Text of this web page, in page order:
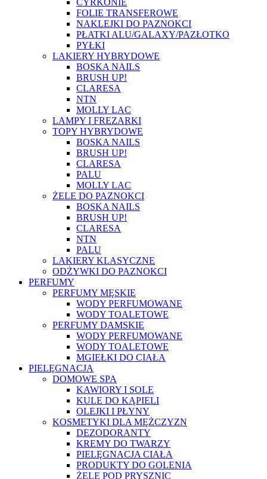
FOLIE TRANSFEROWE
NAKLEJKI DO PAZNOKCI
PŁATKI ALU/GALAXY/PAZŁOTKO
PYŁKI
LAKIERY HYBRYDOWE
BOSKA NAILS
BRUSH UP!
CLARESA
NTN
MOLLY LAC
LAMPY I FREZARKI
TOPY HYBRYDOWE
BOSKA NAILS
BRUSH UP!
CLARESA
PALU
MOLLY LAC
ŻELE DO PAZNOKCI
BOSKA NAILS
BRUSH UP!
CLARESA
NTN
PALU
LAKIERY KLASYCZNE
ODŻYWKI DO PAZNOKCI
PERFUMY
PERFUMY MĘSKIE
WODY PERFUMOWANE
WODY TOALETOWE
PERFUMY DAMSKIE
WODY PERFUMOWANE
WODY TOALETOWE
MGIEŁKI DO CIAŁA
PIELĘGNACJA
DOMOWE SPA
KAWIORY I SOLE
KULE DO KĄPIELI
OLEJKI I PŁYNY
KOSMETYKI DLA MĘŻCZYZN
DEZODORANTY
KREMY DO TWARZY
PIELĘGNACJA CIAŁA
PRODUKTY DO GOLENIA
ŻELE POD PRYSZNIC